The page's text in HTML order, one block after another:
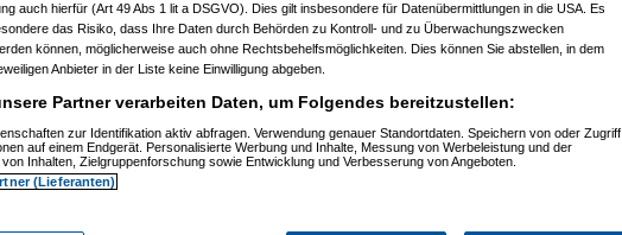
auch hierfür (Art 49 Abs 1 lit a DSGVO). Dies gilt insbesondere für Datenübermittlungen in die USA. Es
das Risiko, dass Ihre Daten durch Behörden zu Kontroll- und zu Überwachungszwecken
können, möglicherweise auch ohne Rechtsbehelfsmöglichkeiten. Dies können Sie abstellen, in dem
Anbieter in der Liste keine Einwilligung abgeben.
Partner verarbeiten Daten, um Folgendes bereitzustellen:
zur Identifikation aktiv abfragen. Verwendung genauer Standortdaten. Speichern von oder Zugriff
auf einem Endgerät. Personalisierte Werbung und Inhalte, Messung von Werbeleistung und der
Inhalten, Zielgruppenforschung sowie Entwicklung und Verbesserung von Angeboten.
(Lieferanten)